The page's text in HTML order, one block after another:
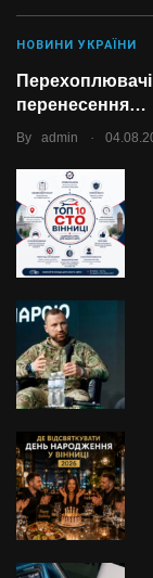
НОВИНИ УКРАЇНИ
перенесення…
By admin .